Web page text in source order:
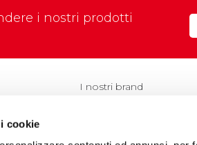
cookie
i nostri prodotti
I nostri brand